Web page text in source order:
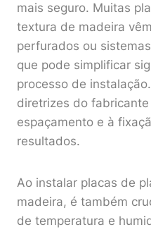
mais seguro. Muitas
textura de madeira
perfurados ou
que pode simplificar
processo de
diretrizes do
espaçamento e à
resultados.
Ao instalar placas de
madeira, é também
de temperatura e